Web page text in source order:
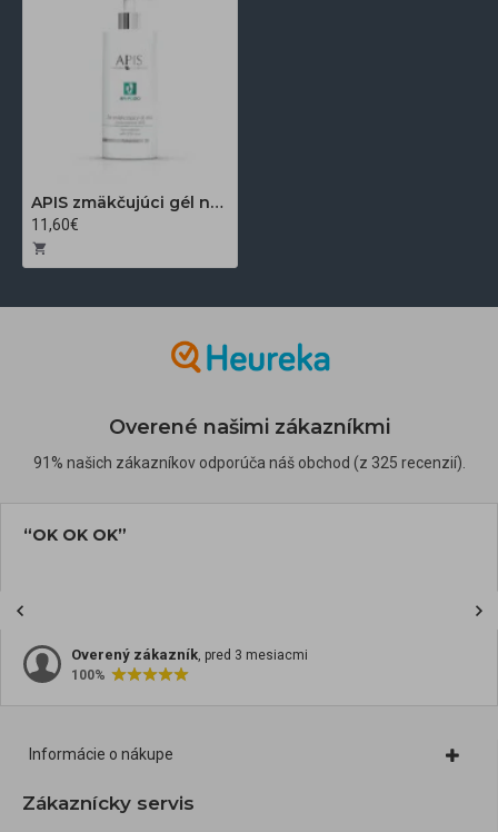
APIS zmäkčujúci gél na nohy s 30% močovinou 500 ml
11,60€
Overené našimi zákazníkmi
91% našich zákazníkov odporúča náš obchod (z 325 recenzií).
“OK OK OK”
Overený zákazník, pred 3 mesiacmi
100%
Informácie o nákupe
Zákaznícky servis